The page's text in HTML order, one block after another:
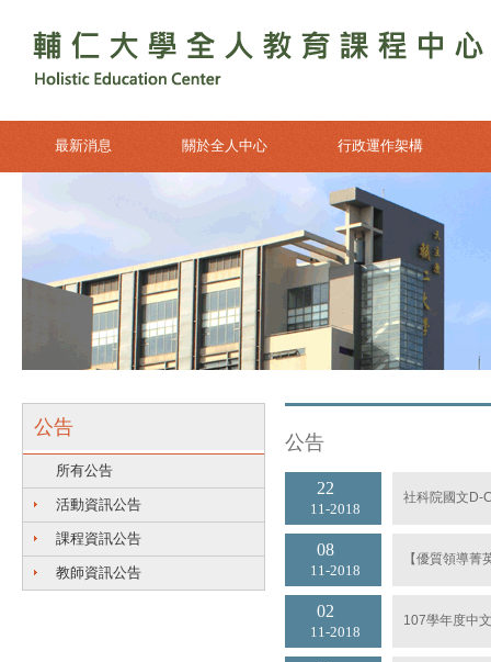
最新消息 關於全人中心 行政運作架構
公告
所有公告
活動資訊公告
課程資訊公告
教師資訊公告
公告
11 2018
22 社科院國文D-
11 2018
08 【優質領導
11 2018
02 107學年度中